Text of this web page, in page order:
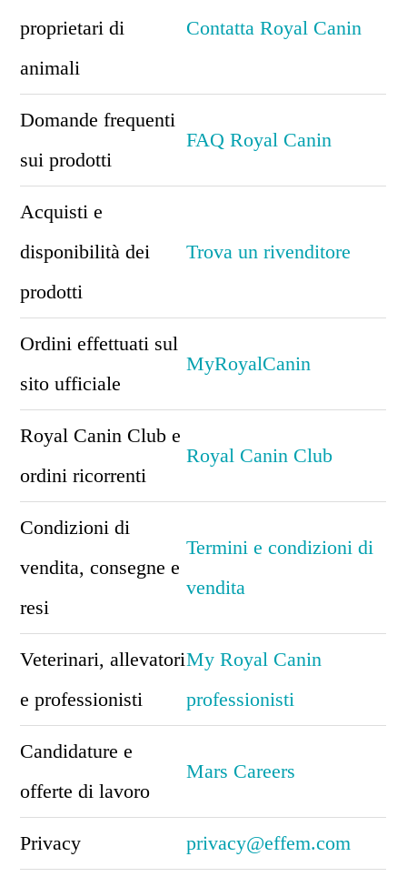
proprietari di
animali
Contatta Royal Canin
Domande frequenti
sui prodotti
FAQ Royal Canin
Acquisti e
disponibilità dei
prodotti
Trova un rivenditore
Ordini effettuati sul
sito ufficiale
MyRoyalCanin
Royal Canin Club e
ordini ricorrenti
Royal Canin Club
Condizioni di
vendita, consegne e
resi
Termini e condizioni di
vendita
Veterinari, allevatori
e professionisti
My Royal Canin
professionisti
Candidature e
offerte di lavoro
Mars Careers
Privacy privacy@effem.com